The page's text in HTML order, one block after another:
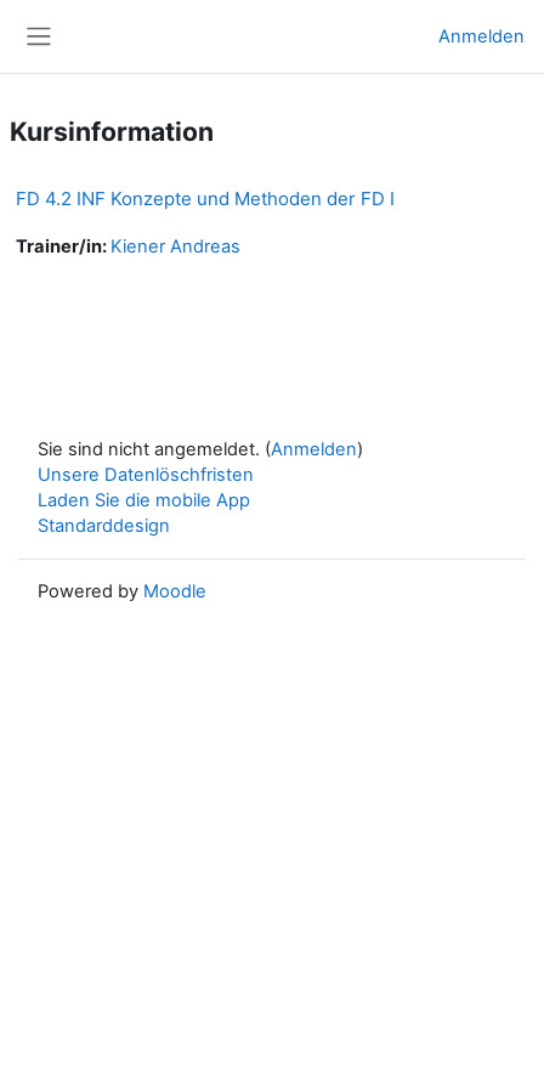
Anmelden
Kursinformation
FD 4.2 INF Konzepte und Methoden der FD I
Trainer/in: Kiener Andreas
Sie sind nicht angemeldet. (Anmelden)
Unsere Datenlöschfristen
Laden Sie die mobile App
Standarddesign
Powered by Moodle